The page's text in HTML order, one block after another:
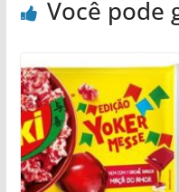
Você pode